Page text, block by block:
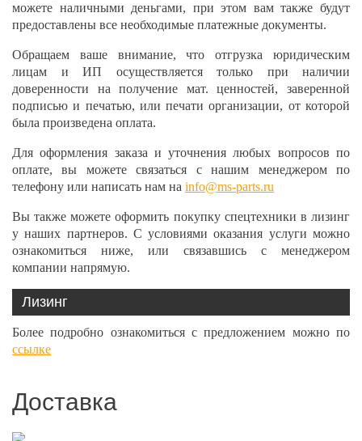
можете наличными деньгами, при этом вам также будут
предоставлены все необходимые платежные документы.
Обращаем ваше внимание, что отгрузка юридическим
лицам и ИП осуществляется только при наличии
доверенности на получение мат. ценностей, заверенной
подписью и печатью, или печати организации, от которой
была произведена оплата.
Для оформления заказа и уточнения любых вопросов по
оплате, вы можете связаться с нашим менеджером по
телефону или написать нам на info@ms-parts.ru
Вы также можете оформить покупку спецтехники в лизинг
у наших партнеров. С условиями оказания услуги можно
ознакомиться ниже, или связавшись с менеджером
компании напрямую.
Лизинг
Более подробно ознакомиться с предложением можно по
ссылке
Доставка